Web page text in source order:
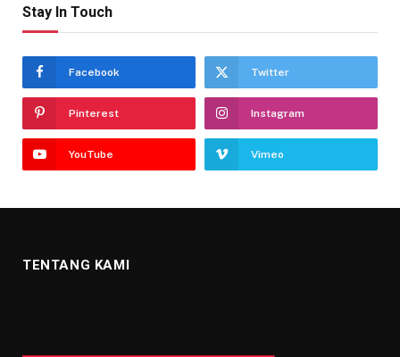
Stay In Touch
Facebook Twitter
Pinterest Instagram
YouTube Vimeo
TENTANG KAMI